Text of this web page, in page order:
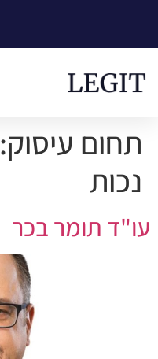
תחום עיסוק:
נכות
עו"ד תומר בכר